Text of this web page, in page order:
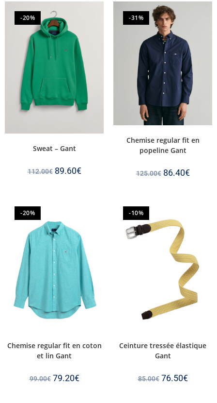
-20%
Sweat – Gant
112.00€ 89.60€
-31%
Chemise regular fit en
popeline Gant
125.00€ 86.40€
-20%
Chemise regular fit en coton
et lin Gant
99.00€ 79.20€
-10%
Ceinture tressée élastique
Gant
85.00€ 76.50€